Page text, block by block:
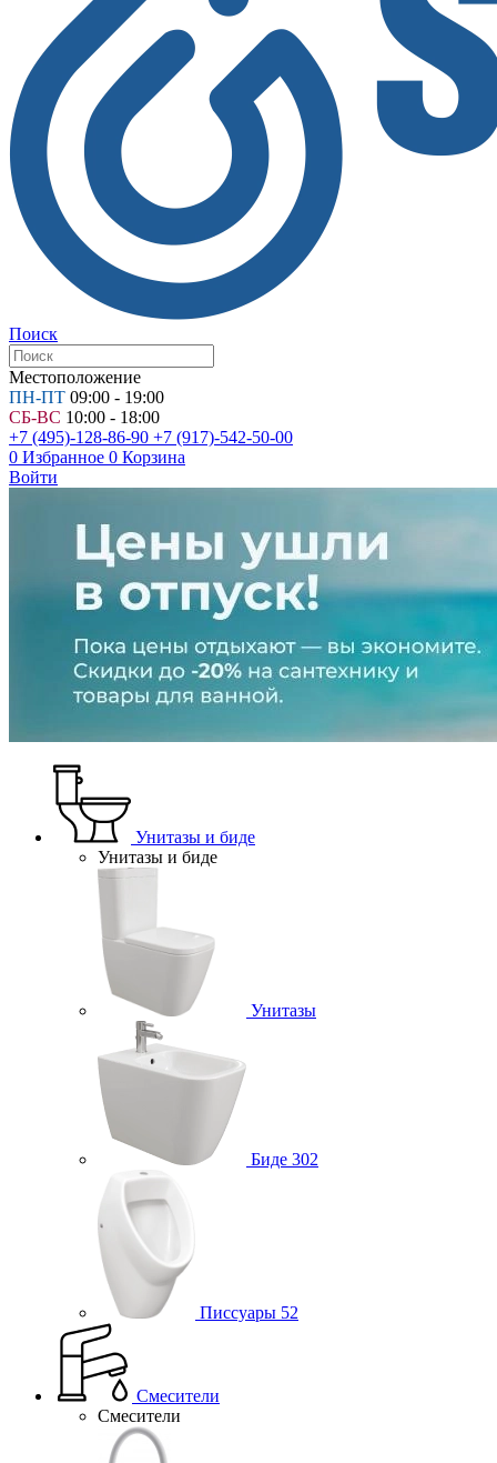
Поиск
Местоположение
ПН-ПТ 09:00 - 19:00
СБ-ВС 10:00 - 18:00
+7 (495)-128-86-90 +7 (917)-542-50-00
0 Избранное 0 Корзина
Войти
Унитазы и биде
Унитазы и биде
Унитазы
Биде 302
Писсуары 52
Смесители
Смесители